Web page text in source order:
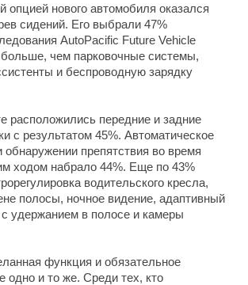
опцией нового автомобиля оказался
сидений. Его выбрали 47%
AutoPacific Future Vehicle
чем парковочные системы,
и беспроводную зарядку
расположились передние и задние
с результатом 45%. Автоматическое
обнаружении препятствия во время
ходом набрало 44%. Еще по 43%
водительского кресла,
полосы, ночное видение, адаптивный
с удержанием в полосе и камеры
функция и обязательное
и то же. Среди тех, кто